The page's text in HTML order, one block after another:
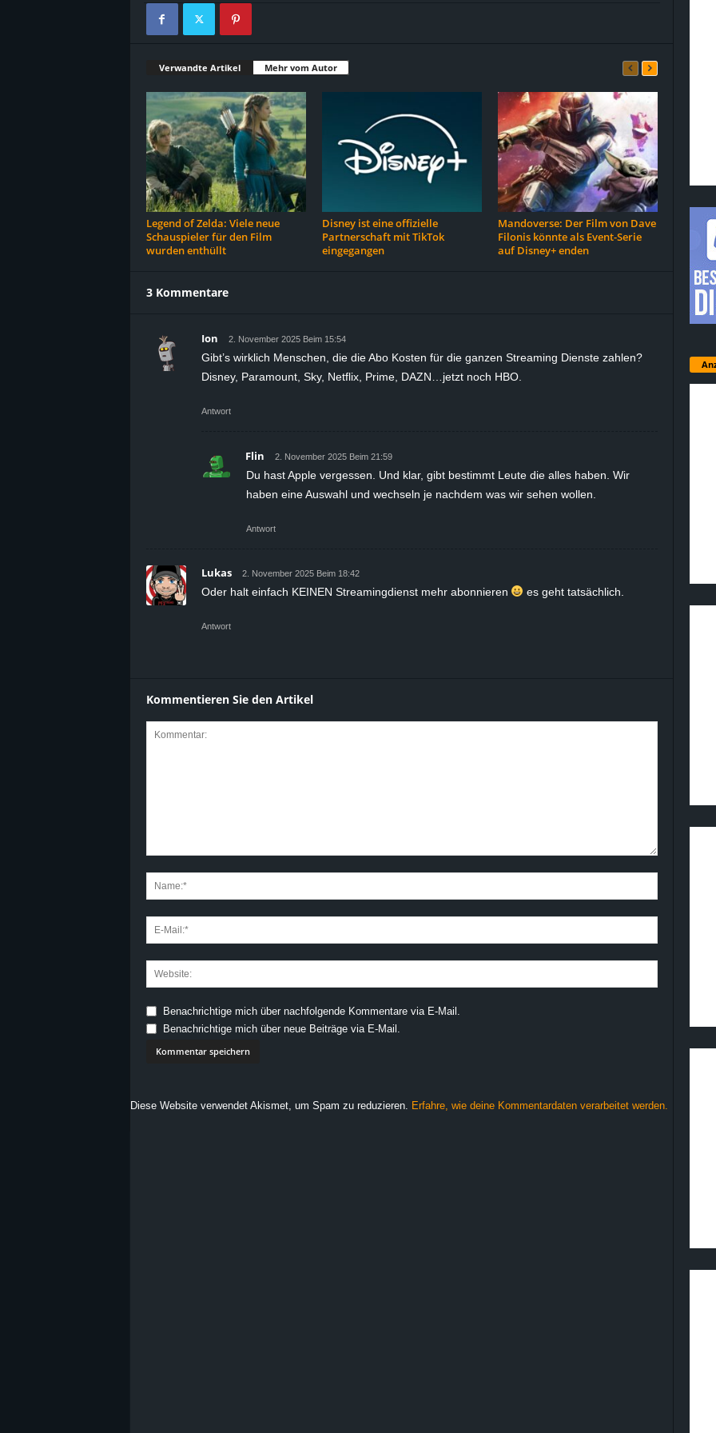
Verwandte Artikel Mehr vom Autor
Legend of Zelda: Viele neue
Schauspieler für den Film
wurden enthüllt
Disney ist eine offizielle
Partnerschaft mit TikTok
eingegangen
Mandoverse: Der Film von Dave
Filonis könnte als Event-Serie
auf Disney+ enden
3 Kommentare
Ion 2. November 2025 Beim 15:54
Gibt’s wirklich Menschen, die die Abo Kosten für die ganzen Streaming Dienste zahlen?
Disney, Paramount, Sky, Netflix, Prime, DAZN…jetzt noch HBO.
Antwort
Flin 2. November 2025 Beim 21:59
Du hast Apple vergessen. Und klar, gibt bestimmt Leute die alles haben. Wir
haben eine Auswahl und wechseln je nachdem was wir sehen wollen.
Antwort
Lukas 2. November 2025 Beim 18:42
Oder halt einfach KEINEN Streamingdienst mehr abonnieren es geht tatsächlich.
Antwort
Kommentieren Sie den Artikel
Benachrichtige mich über nachfolgende Kommentare via E-Mail.
Benachrichtige mich über neue Beiträge via E-Mail.
Diese Website verwendet Akismet, um Spam zu reduzieren. Erfahre, wie deine Kommentardaten verarbeitet werden.